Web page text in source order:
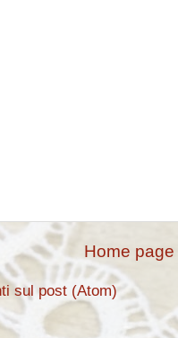
Home page
sul post (Atom)